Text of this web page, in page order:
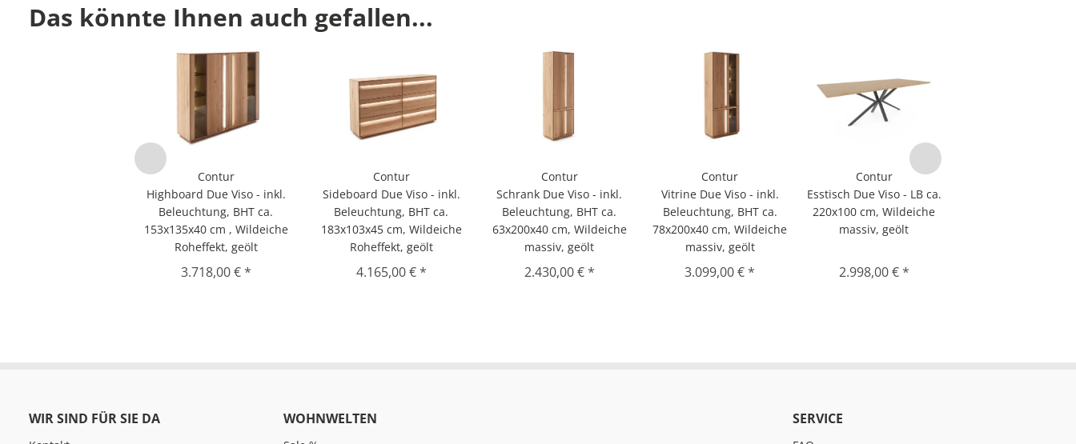
Das könnte Ihnen auch gefallen...
Contur
Highboard Due Viso - inkl.
Beleuchtung, BHT ca.
153x135x40 cm , Wildeiche
Roheffekt, geölt
3.718,00 € *
Contur
Sideboard Due Viso - inkl.
Beleuchtung, BHT ca.
183x103x45 cm, Wildeiche
Roheffekt, geölt
4.165,00 € *
Contur
Schrank Due Viso - inkl.
Beleuchtung, BHT ca.
63x200x40 cm, Wildeiche
massiv, geölt
2.430,00 € *
Contur
Vitrine Due Viso - inkl.
Beleuchtung, BHT ca.
78x200x40 cm, Wildeiche
massiv, geölt
3.099,00 € *
Contur
Esstisch Due Viso - LB ca.
220x100 cm, Wildeiche
massiv, geölt
2.998,00 € *
WIR SIND FÜR SIE DA WOHNWELTEN SERVICE